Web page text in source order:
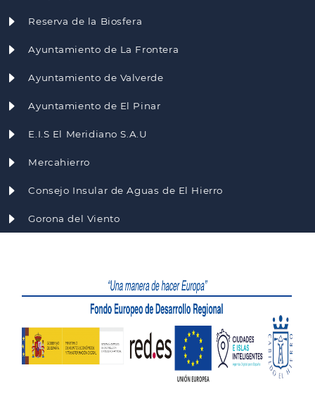
Reserva de la Biosfera
Ayuntamiento de La Frontera
Ayuntamiento de Valverde
Ayuntamiento de El Pinar
E.I.S El Meridiano S.A.U
Mercahierro
Consejo Insular de Aguas de El Hierro
Gorona del Viento